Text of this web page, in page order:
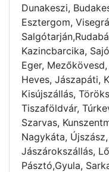
Dunakeszi,
Esztergom,
Kazincbarcika,
Eger,
Heves, Jászapáti,
Kisújszállás,
Tiszaföldvár,
Szarvas,
Nagykáta,
Jászárokszállás,
Pásztó,Gyula,